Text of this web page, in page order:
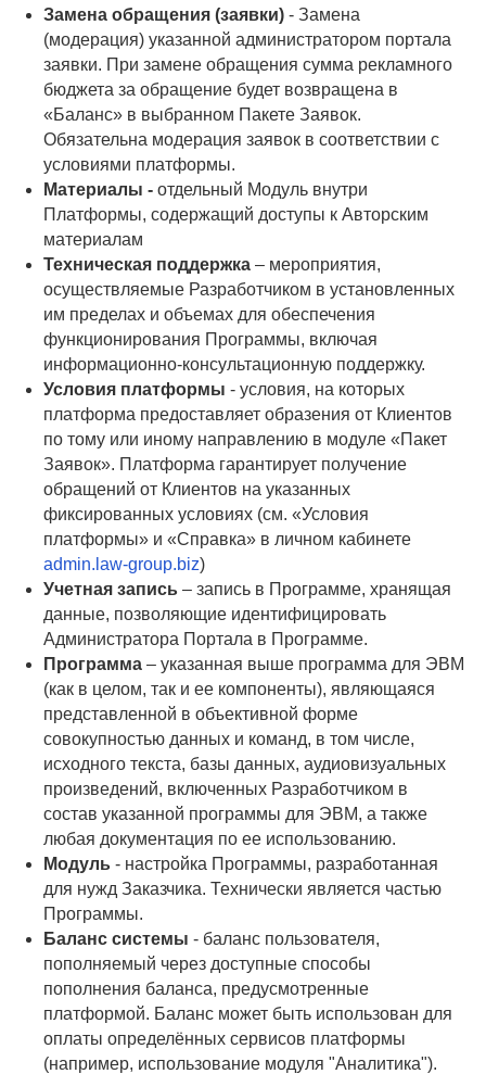
Замена обращения (заявки) - Замена
(модерация) указанной администратором портала
заявки. При замене обращения сумма рекламного
бюджета за обращение будет возвращена в
«Баланс» в выбранном Пакете Заявок.
Обязательна модерация заявок в соответствии с
условиями платформы.
Материалы - отдельный Модуль внутри
Платформы, содержащий доступы к Авторским
материалам
Техническая поддержка – мероприятия,
осуществляемые Разработчиком в установленных
им пределах и объемах для обеспечения
функционирования Программы, включая
информационно-консультационную поддержку.
Условия платформы - условия, на которых
платформа предоставляет образения от Клиентов
по тому или иному направлению в модуле «Пакет
Заявок». Платформа гарантирует получение
обращений от Клиентов на указанных
фиксированных условиях (см. «Условия
платформы» и «Справка» в личном кабинете
admin.law-group.biz)
Учетная запись – запись в Программе, хранящая
данные, позволяющие идентифицировать
Администратора Портала в Программе.
Программа – указанная выше программа для ЭВМ
(как в целом, так и ее компоненты), являющаяся
представленной в объективной форме
совокупностью данных и команд, в том числе,
исходного текста, базы данных, аудиовизуальных
произведений, включенных Разработчиком в
состав указанной программы для ЭВМ, а также
любая документация по ее использованию.
Модуль - настройка Программы, разработанная
для нужд Заказчика. Технически является частью
Программы.
Баланс системы - баланс пользователя,
пополняемый через доступные способы
пополнения баланса, предусмотренные
платформой. Баланс может быть использован для
оплаты определённых сервисов платформы
(например, использование модуля "Аналитика").